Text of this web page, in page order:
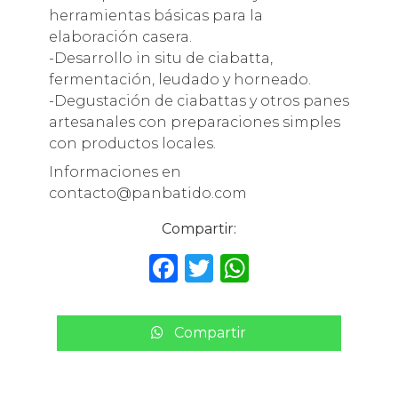
herramientas básicas para la
elaboración casera.
-Desarrollo in situ de ciabatta,
fermentación, leudado y horneado.
-Degustación de ciabattas y otros panes
artesanales con preparaciones simples
con productos locales.
Informaciones en
contacto@panbatido.com
Compartir:
F
c
e
T
it
te
W
a
ts
Compartir